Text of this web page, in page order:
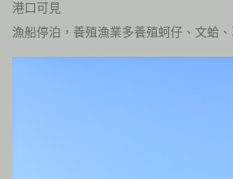
港口可見
漁船停泊，養殖漁業多養殖蚵仔、文蛤、